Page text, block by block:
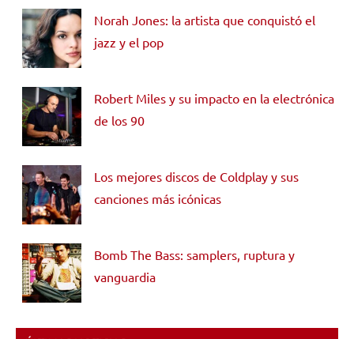
Norah Jones: la artista que conquistó el
jazz y el pop
Robert Miles y su impacto en la electrónica
de los 90
Los mejores discos de Coldplay y sus
canciones más icónicas
Bomb The Bass: samplers, ruptura y
vanguardia